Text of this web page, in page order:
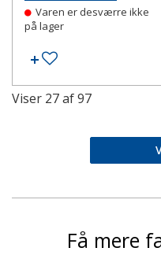
Varen er desværre ikke
på lager
Tilføj til ønskeseddel
Viser 27af97
Få mere